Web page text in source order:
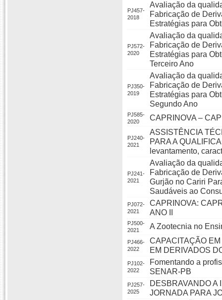
PJ457-
2018
Avaliação da
Fabricação de
Estratégias para
PJ572-
2020
Avaliação da
Fabricação de
Estratégias para
Terceiro Ano
PJ350-
2019
Avaliação da
Fabricação de
Estratégias para
Segundo Ano
PJ585-
2020
CAPRINOVA –
PJ240-
2021
ASSISTÊNCIA
PARA A
levantamento,
PJ241-
2021
Avaliação da
Fabricação de
Gurjão no Cariri
Saudáveis ao
PJ072-
2021
CAPRINOVA:
ANO II
PJ500-
2021
A Zootecnia no
PJ466-
2022
CAPACITAÇÃO
EM DERIVADOS
PJ102-
2022
Fomentando a
SENAR-PB
PJ257-
2025
DESBRAVANDO A
JORNADA PARA